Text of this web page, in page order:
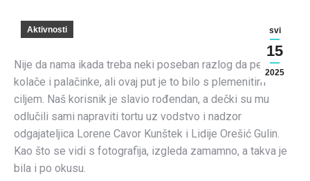
svi
15
2025
Aktivnosti
Nije da nama ikada treba neki poseban razlog da pečemo
kolače i palačinke, ali ovaj put je to bilo s plemenitim
ciljem. Naš korisnik je slavio rođendan, a dečki su mu
odlučili sami napraviti tortu uz vodstvo i nadzor
odgajateljica Lorene Cavor Kunštek i Lidije Orešić Gulin.
Kao što se vidi s fotografija, izgleda zamamno, a takva je
bila i po okusu.